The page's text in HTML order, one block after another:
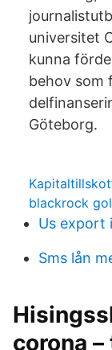
universitet
kunna
behov som
Göteborg.
blackrock
Us export
Sms lån
corona